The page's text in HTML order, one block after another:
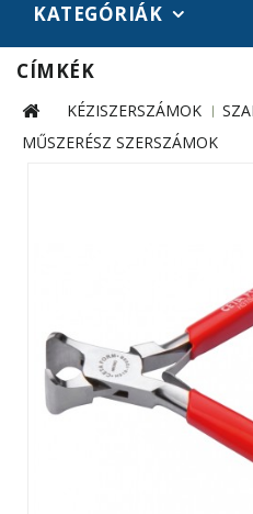
KATEGÓRIÁK
CÍMKÉK
KÉZISZERSZÁMOK
MŰSZERÉSZ SZERSZÁMOK